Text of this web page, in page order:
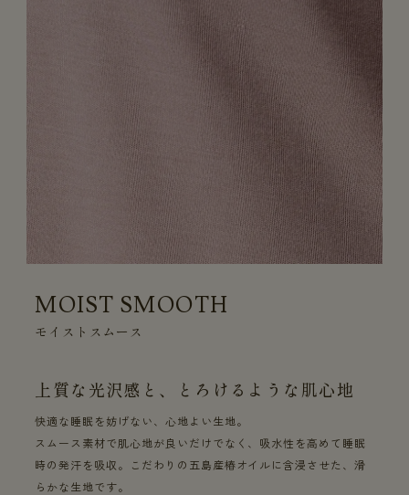
MOIST SMOOTH
モイストスムース
上質な光沢感と、とろけるような肌心地
快適な睡眠を妨げない、心地よい生地。
スムース素材で肌心地が良いだけでなく、吸水性を高めて睡眠
時の発汗を吸収。こだわりの五島産椿オイルに含浸させた、滑
らかな生地です。